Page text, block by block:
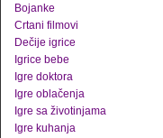
Bojanke
Crtani filmovi
Dečije igrice
Igrice bebe
Igre doktora
Igre oblačenja
Igre sa životinjama
Igre kuhanja